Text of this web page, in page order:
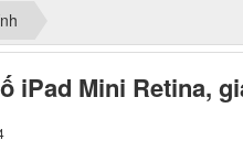
iPad Mini Retina,